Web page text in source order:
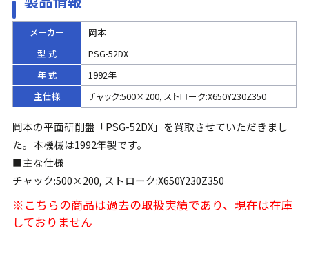
メーカー
岡本
型 式
PSG-52DX
年 式
1992年
主仕様
チャック:500×200, ストローク:X650Y230Z350
岡本の平面研削盤「PSG-52DX」を買取させていただきまし
た。本機械は1992年製です。
■主な仕様
チャック:500×200, ストローク:X650Y230Z350
※こちらの商品は過去の取扱実績であり、現在は在庫
しておりません